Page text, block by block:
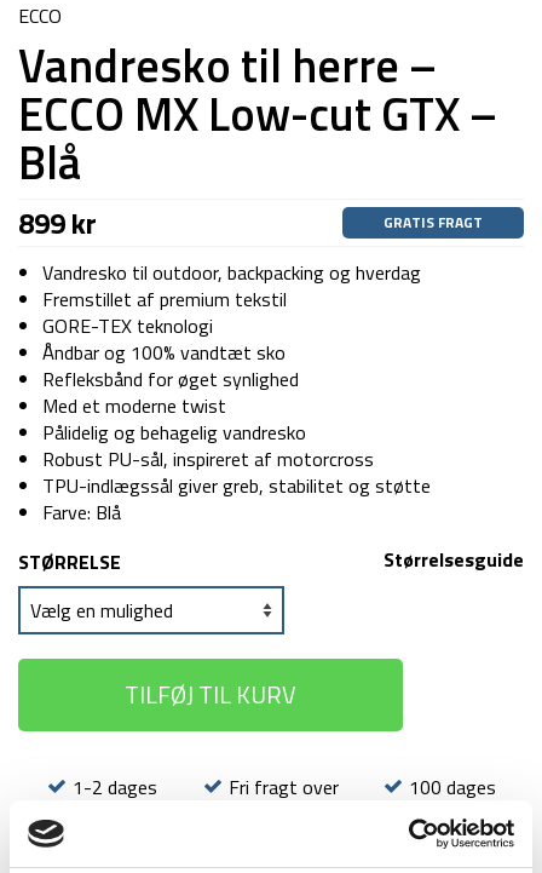
ECCO
Vandresko til herre –
ECCO MX Low-cut GTX –
Blå
899kr GRATIS FRAGT
Vandresko til outdoor, backpacking og hverdag
Fremstillet af premium tekstil
GORE-TEX teknologi
Åndbar og 100% vandtæt sko
Refleksbånd for øget synlighed
Med et moderne twist
Pålidelig og behagelig vandresko
Robust PU-sål, inspireret af motorcross
TPU-indlægssål giver greb, stabilitet og støtte
Farve: Blå
Størrelsesguide
STØRRELSE
TILFØJ TIL KURV
1-2 dages
Fri fragt over
100 dages
returret